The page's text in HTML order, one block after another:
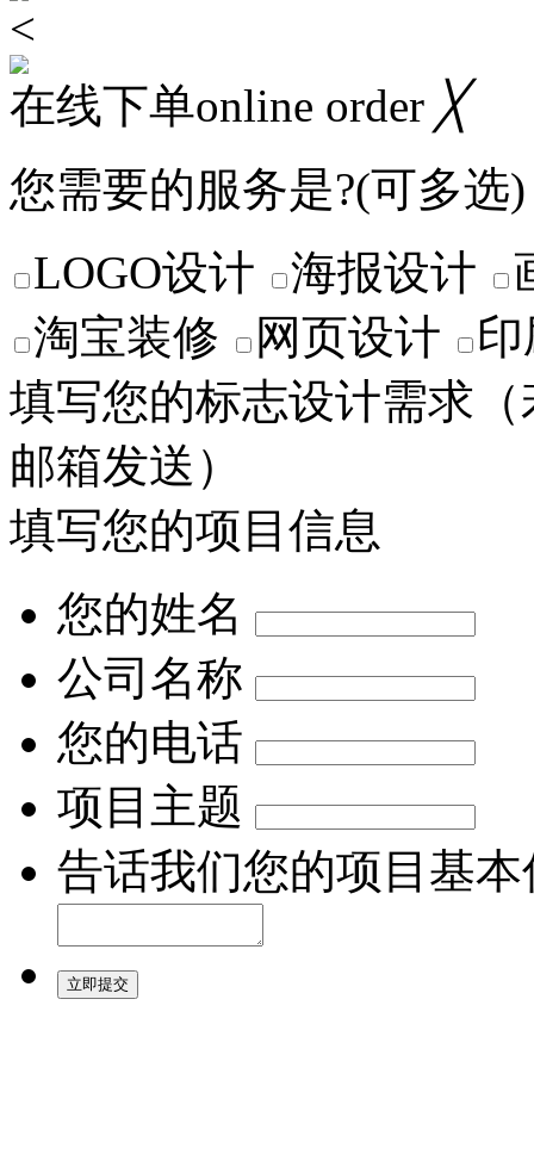
<
在线下单online order ╳
您需要的服务是?(可多选)
LOGO设计
海报设计
淘宝装修
网页设计
填写您的标志设计需求
邮箱发送）
填写您的项目信息
您的姓名
公司名称
您的电话
项目主题
告话我们您的项目基本